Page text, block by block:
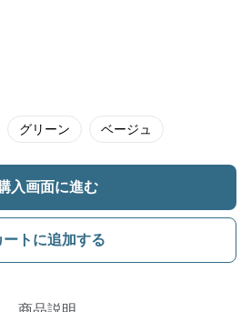
グリーン ベージュ
入画面に進む
ートに追加する